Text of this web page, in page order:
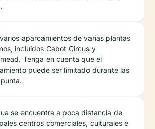
aparcamientos de varias plantas
incluidos Cabot Circus y
Tenga en cuenta que el
puede ser limitado durante las
se encuentra a poca distancia de
centros comerciales, culturales e